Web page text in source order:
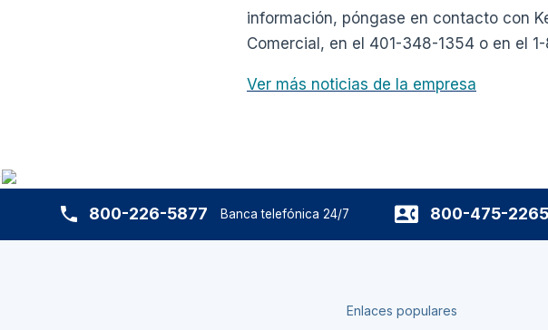
información, póngase en contacto con
Comercial, en el 401-348-1354 o en el
Ver más noticias de la empresa
800-226-5877 Banca telefónica 24/7 800-475-2265
Enlaces populares